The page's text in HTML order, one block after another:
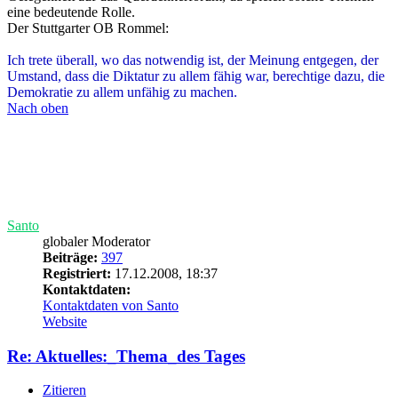
Demokratie zu allem unfähig zu machen.
Nach oben
Website
Re: Aktuelles:_Thema_des Tages
Zitieren
Fall den Konstruktions-Defekt in unserem Staat